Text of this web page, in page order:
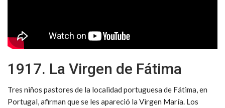
1917. La Virgen de Fátima
Tres niños pastores de la localidad portuguesa de Fátima, en
Portugal, afirman que se les apareció la Virgen María. Los